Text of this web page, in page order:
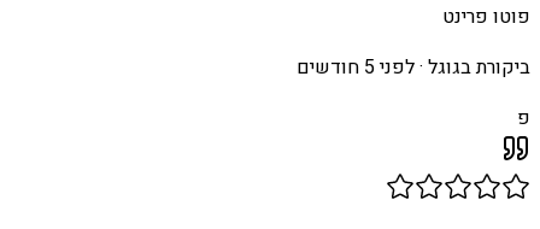
פוטו פרינט
ביקורת בגוגל ·לפני 5 חודשים
פ